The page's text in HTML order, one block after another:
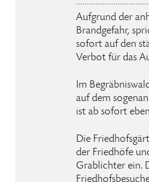
Aufgrund der
Brandgefahr,
sofort auf den
Verbot für das
Im
auf dem
ist ab sofort
Die
der Friedhöfe
Grablichter ein.